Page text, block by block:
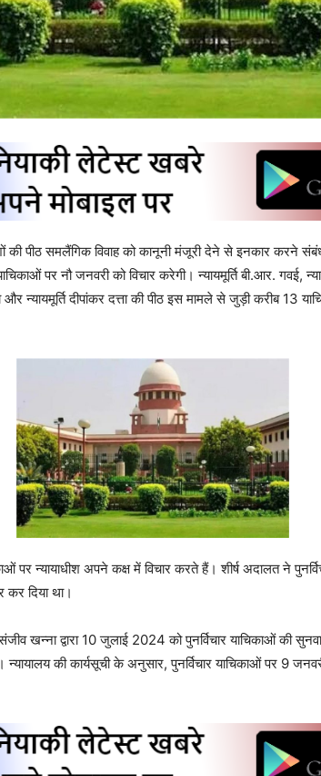
की पीठ समलैंगिक विवाह को कानूनी मंजूरी देने से इनकार
पर नौ जनवरी को विचार करेगी। न्यायमूर्ति बी.आर. गवई,
और न्यायमूर्ति दीपांकर दत्ता की पीठ इस मामले से जुड़ी करीब 13
पर न्यायाधीश अपने कक्ष में विचार करते हैं। शीर्ष अदालत ने
दिया था।
संजीव खन्ना द्वारा 10 जुलाई 2024 को पुनर्विचार याचिकाओं
न्यायालय की कार्यसूची के अनुसार, पुनर्विचार याचिकाओं पर 9